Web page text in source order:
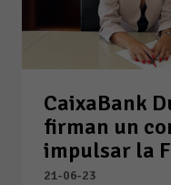
CaixaBank
firman un
impulsar la
21-06-23